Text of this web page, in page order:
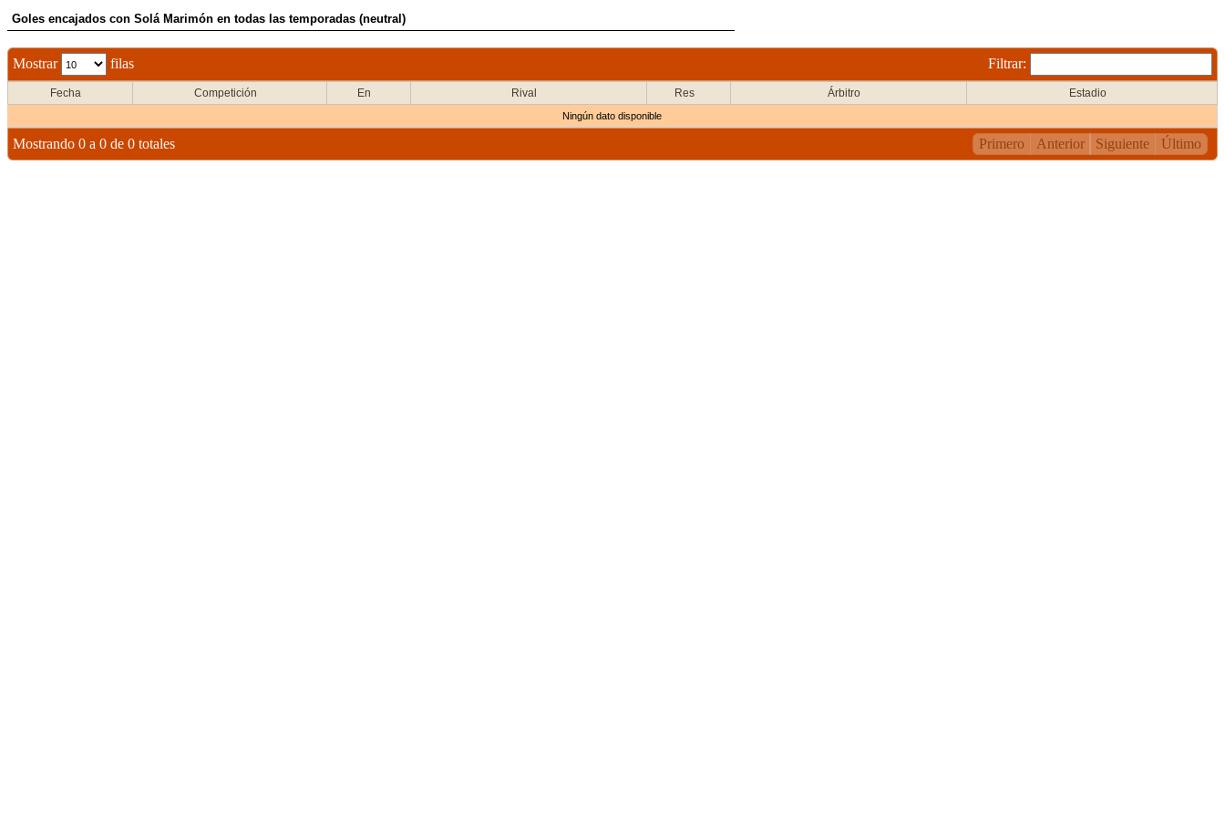
Goles encajados con Solá Marimón en todas las temporadas (neutral)
Mostrar filas Filtrar:
Fecha Competición En Rival Res Árbitro Estadio
Ningún dato disponible
Mostrando 0 a 0 de 0 totales Primero Anterior Siguiente Último